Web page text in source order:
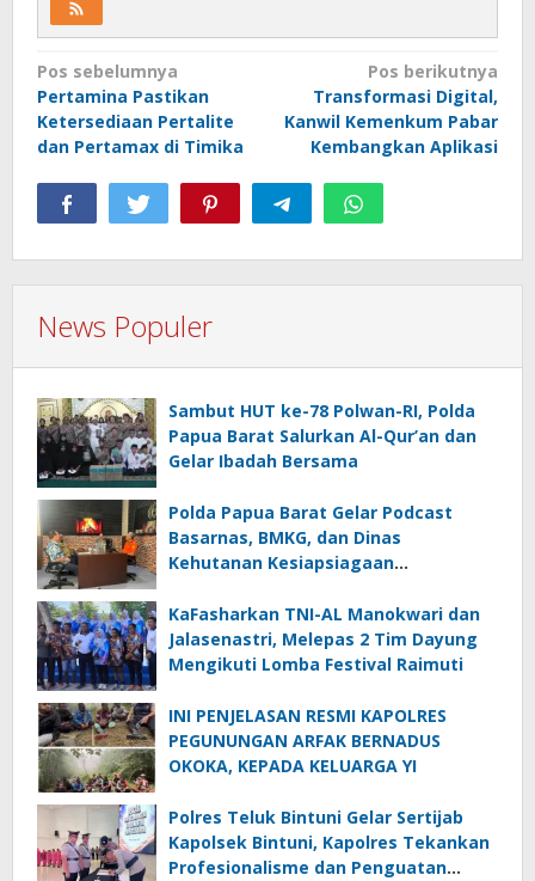
Navigasi
pos
Pos sebelumnya
Pertamina Pastikan
Ketersediaan Pertalite
dan Pertamax di Timika
Pos berikutnya
Transformasi Digital,
Kanwil Kemenkum Pabar
Kembangkan Aplikasi
News Populer
Sambut HUT ke-78 Polwan-RI, Polda
Papua Barat Salurkan Al-Qur’an dan
Gelar Ibadah Bersama
Polda Papua Barat Gelar Podcast
Basarnas, BMKG, dan Dinas
Kehutanan Kesiapsiagaan
KaFasharkan TNI-AL Manokwari dan
Jalasenastri, Melepas 2 Tim Dayung
Mengikuti Lomba Festival Raimuti
INI PENJELASAN RESMI KAPOLRES
PEGUNUNGAN ARFAK BERNADUS
OKOKA, KEPADA KELUARGA YI
Polres Teluk Bintuni Gelar Sertijab
Kapolsek Bintuni, Kapolres Tekankan
Profesionalisme dan Penguatan